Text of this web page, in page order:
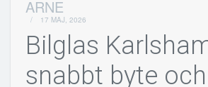
ARNE
/ 17 MAJ, 2026
Bilglas
snabbt byte och